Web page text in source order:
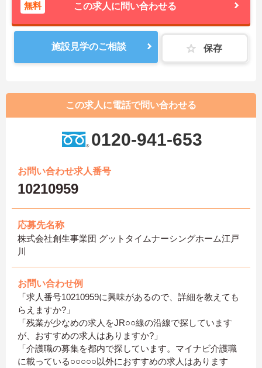
無料 この求人に問い合わせる
施設見学のご相談 保存
この求人に電話で問い合わせる
0120-941-653
お問い合わせ求人番号
10210959
応募先名称
株式会社創生事業団 グットタイムナーシングホーム江戸
川
お問い合わせ例
「求人番号10210959に興味があるので、詳細を教えても
らえますか?」
「残業が少なめの求人をJR○○線の沿線で探しています
が、おすすめの求人はありますか?」
「介護職の募集を都内で探しています。マイナビ介護職
に載っている○○○○○以外におすすめの求人はあります